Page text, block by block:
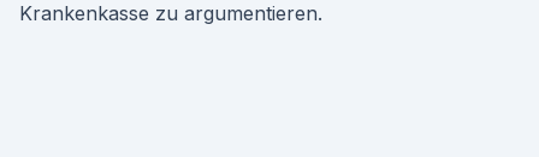
Krankenkasse zu argumentieren.